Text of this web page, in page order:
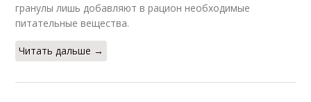
гранулы лишь добавляют в рацион необходимые
питательные вещества.
Читать дальше →